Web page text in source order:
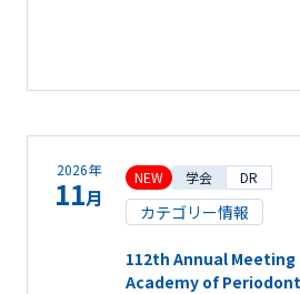
2026年
11月
NEW 学会 DR
カテゴリー情報
112th Annual
Academy of